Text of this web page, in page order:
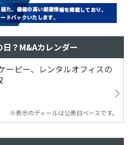
？M&Aカレンダー
ーピー、レンタルオフィスの
※表示のディールは公表日ベースです。